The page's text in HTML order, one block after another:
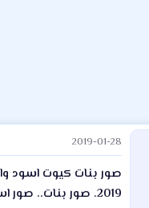
2019-01-28
2019. صور بنات.. صور اسود وابيض